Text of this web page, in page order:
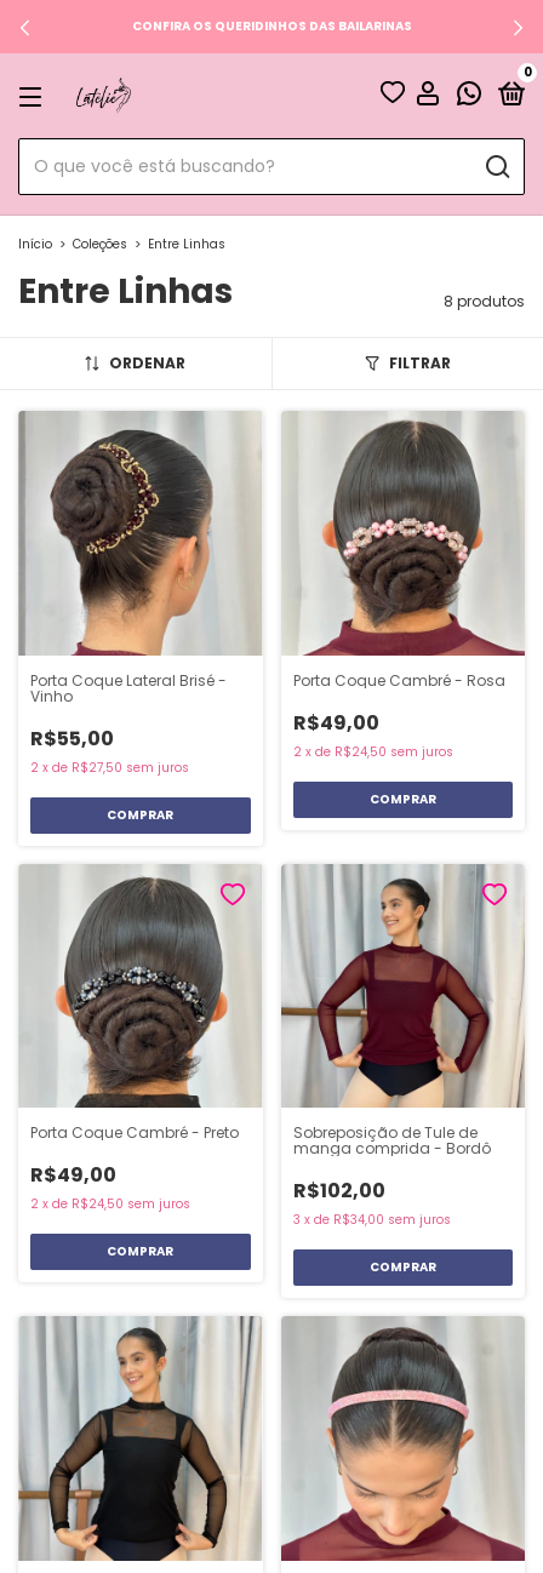
CONFIRA OS QUERIDINHOS DAS BAILARINAS
0
Início > Coleções > Entre Linhas
Entre Linhas 8 produtos
ORDENAR FILTRAR
Porta Coque Lateral Brisé -
Vinho
R$55,00
2 x de R$27,50 sem juros
Porta Coque Cambré - Rosa
R$49,00
2 x de R$24,50 sem juros
Porta Coque Cambré - Preto
R$49,00
2 x de R$24,50 sem juros
Sobreposição de Tule de
manga comprida - Bordô
R$102,00
3 x de R$34,00 sem juros
COMPRAR